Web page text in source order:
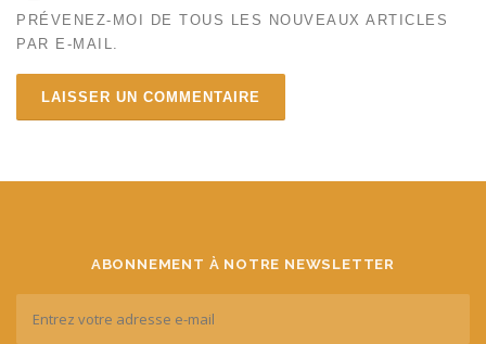
PRÉVENEZ-MOI DE TOUS LES NOUVEAUX ARTICLES
PAR E-MAIL.
ABONNEMENT À NOTRE NEWSLETTER